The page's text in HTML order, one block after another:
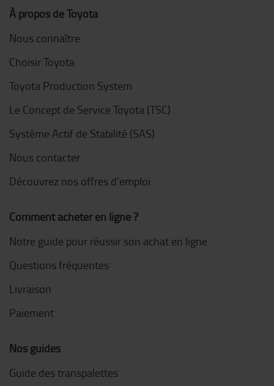
À propos de Toyota
Nous connaître
Choisir Toyota
Toyota Production System
Le Concept de Service Toyota (TSC)
Système Actif de Stabilité (SAS)
Nous contacter
Découvrez nos offres d'emploi
Comment acheter en ligne ?
Notre guide pour réussir son achat en ligne
Questions fréquentes
Livraison
Paiement
Nos guides
Guide des transpalettes